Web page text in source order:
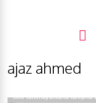
ajaz ahmed
Sınır tanımayanlarla tanışma